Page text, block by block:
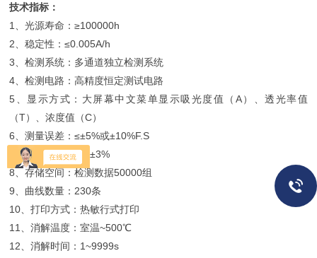
技术指标：
1
、光源寿命：≥100000h
2 、稳定性：≤0.005A/h
3 、检测系统：多通道独立检测系统
4 、检测电路：高精度恒定测试电路
5 、显示方式：大屏幕中文菜单显示吸光度值（ A）、透光率值
（T）、浓度值（C）
6 、测量误差：≤±5%或±10%F.S
、重复性误差：
≤±3%
8 、存储空间：检测数据50000组
9 、曲线数量： 230条
10 、打印方式：热敏行式打印
11
、消解温度：室温~500℃
12 、消解时间： 1~9999s